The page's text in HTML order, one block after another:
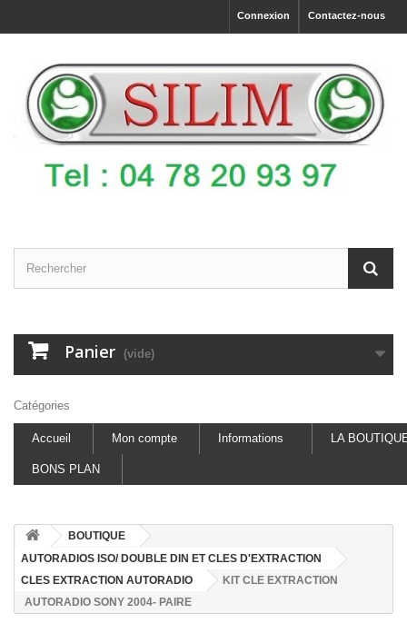
Contactez-nous
Connexion
Panier (vide)
Catégories
Accueil Mon compte Informations LA
BONS PLAN
BOUTIQUE
AUTORADIOS ISO/ DOUBLE DIN ET CLES D'EXTRACTION
CLES EXTRACTION AUTORADIO
KIT CLE EXTRACTION
AUTORADIO SONY 2004- PAIRE